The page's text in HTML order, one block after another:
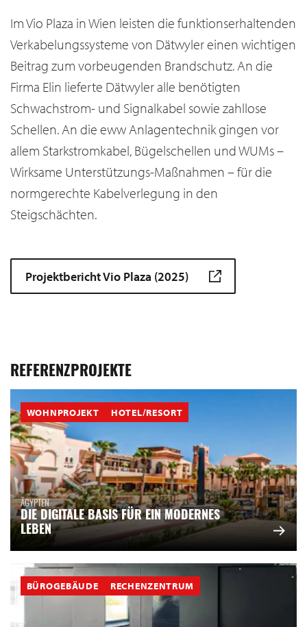
Im Vio Plaza in Wien leisten die funktionserhaltenden
Verkabelungssysteme von Dätwyler einen wichtigen
Beitrag zum vorbeugenden Brandschutz. An die
Firma Elin lieferte Dätwyler alle benötigten
Schwachstrom- und Signalkabel sowie zahllose
Schellen. An die eww Anlagentechnik gingen vor
allem Starkstromkabel, Bügelschellen und WUMs –
Wirksame Unterstützungs-Maßnahmen – für die
normgerechte Kabelverlegung in den
Steigschächten.
Projektbericht Vio Plaza (2025)
REFERENZPROJEKTE
WOHNPROJEKT HOTEL/RESORT
ÄGYPTEN
DIE DIGITALE BASIS FÜR EIN MODERNES
LEBEN
BÜROGEBÄUDE RECHENZENTRUM